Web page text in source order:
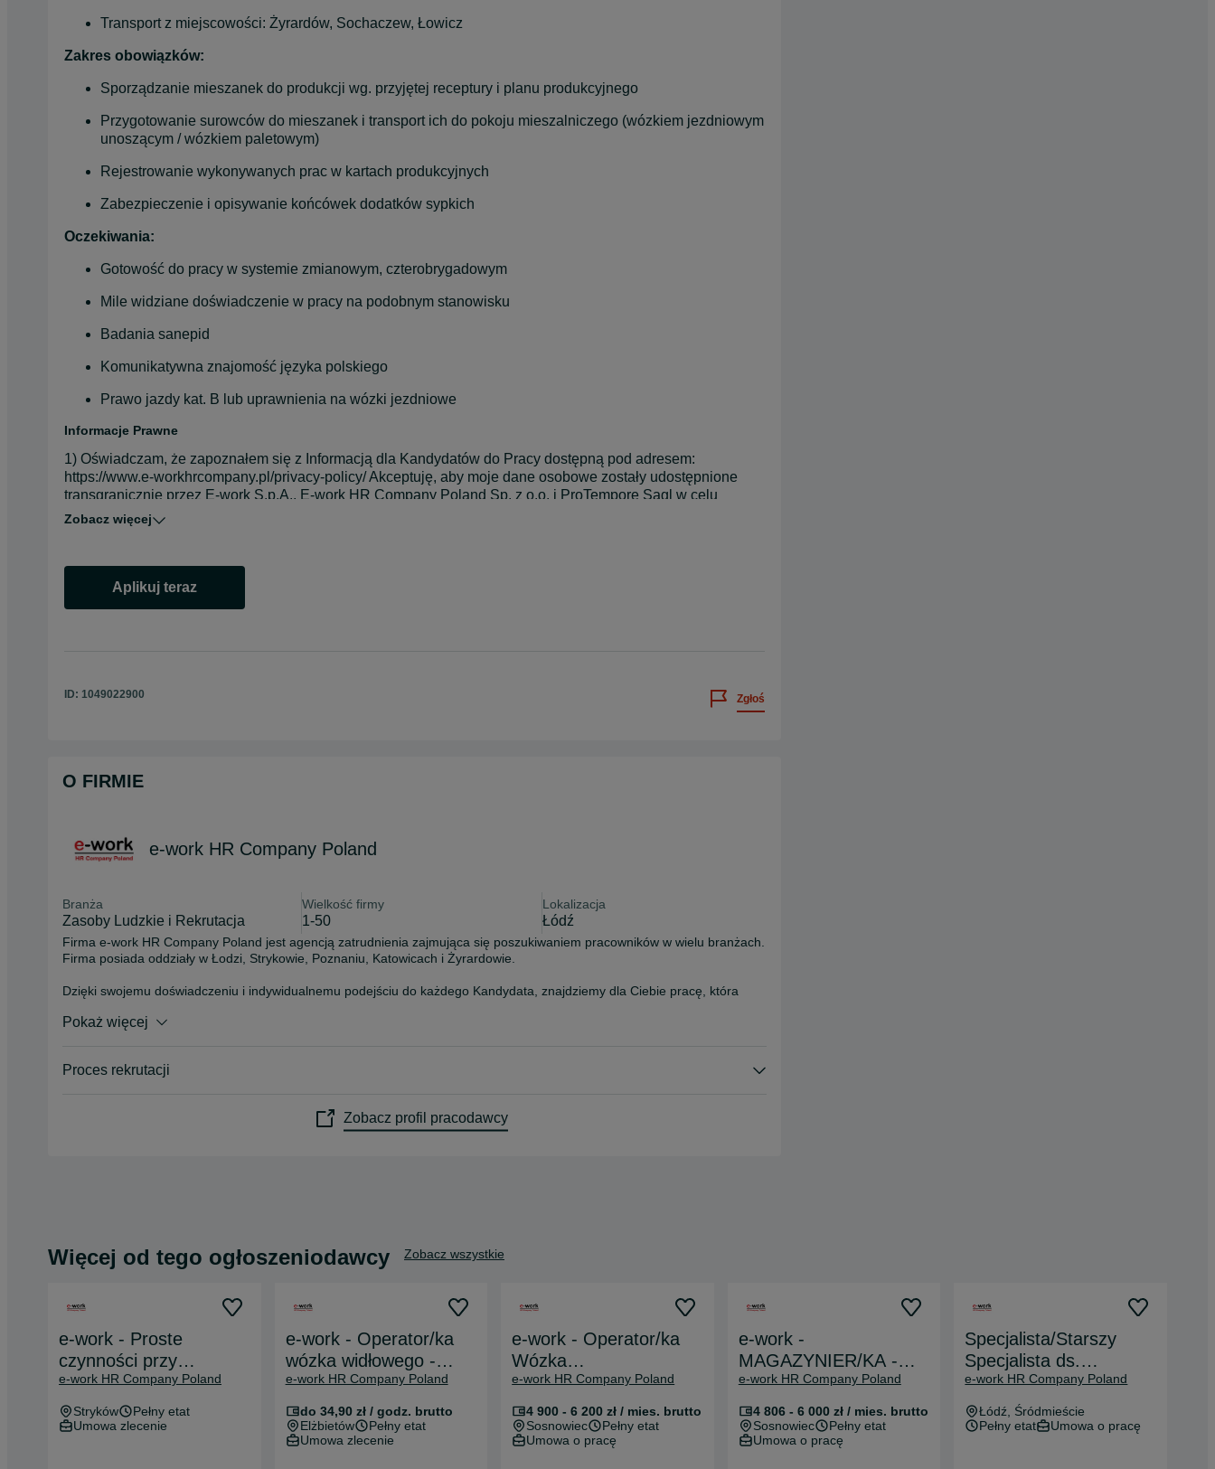
Transport z miejscowości: Żyrardów, Sochaczew, Łowicz
Zakres obowiązków:
Sporządzanie mieszanek do produkcji wg. przyjętej receptury i planu produkcyjnego
Przygotowanie surowców do mieszanek i transport ich do pokoju mieszalniczego (wózkiem jezdniowym
unoszącym / wózkiem paletowym)
Rejestrowanie wykonywanych prac w kartach produkcyjnych
Zabezpieczenie i opisywanie końcówek dodatków sypkich
Oczekiwania:
Gotowość do pracy w systemie zmianowym, czterobrygadowym
Mile widziane doświadczenie w pracy na podobnym stanowisku
Badania sanepid
Komunikatywna znajomość języka polskiego
Prawo jazdy kat. B lub uprawnienia na wózki jezdniowe
Informacje Prawne
1) Oświadczam, że zapoznałem się z Informacją dla Kandydatów do Pracy dostępną pod adresem:
https://www.e-workhrcompany.pl/privacy-policy/ Akceptuję, aby moje dane osobowe zostały udostępnione
transgranicznie przez E-work S.p.A., E-work HR Company Poland Sp. z o.o. i ProTempore Sagl w celu
poszukiwania pracy i rekrutacji. W każdej chwili mogę wycofać moją zgodę.
2) Wyrażam zgodę na wykorzystanie moich danych przez E-work S.p.A., E-work HR Company Poland Sp. z
MMS, połączeń telefonicznych oraz przy wykorzystaniu innych środków.  W każdej chwili, mogę wycofać
swoją zgodę.
Zobacz więcej
Aplikuj teraz
opens in a new tab
ID: 1049022900 Zgłoś
O FIRMIE
e-work HR Company Poland
Branża
Zasoby Ludzkie i Rekrutacja
Wielkość firmy
1-50
Lokalizacja
Łódź
Firma e-work HR Company Poland jest agencją zatrudnienia zajmująca się poszukiwaniem pracowników w wielu branżach.
Firma posiada oddziały w Łodzi, Strykowie, Poznaniu, Katowicach i Żyrardowie.
Dzięki swojemu doświadczeniu i indywidualnemu podejściu do każdego Kandydata, znajdziemy dla Ciebie pracę, która
oczekiwania.
Pokaż więcej
Proces rekrutacji
Zobacz profil pracodawcy
Więcej od tego ogłoszeniodawcy Zobacz wszystkie
e-work - Proste
czynności przy
pakowaniu | Transport
pracowniczy - Praca od
ZARAZ!
e-work HR Company Poland
Stryków
Pełny etat
Umowa zlecenie
e-work - Operator/ka
wózka widłowego -
Elżbietów - darmowy
dojazd
e-work HR Company Poland
do 34,90 zł / godz. brutto
Elżbietów
Pełny etat
Umowa zlecenie
e-work - Operator/ka
Wózka
Widłowego/Magazynier/ka
(UDT) - Sosnowiec
e-work HR Company Poland
4 900 - 6 200 zł / mies. brutto
Sosnowiec
Pełny etat
Umowa o pracę
e-work -
MAGAZYNIER/KA -
Sosnowiec
e-work HR Company Poland
4 806 - 6 000 zł / mies. brutto
Sosnowiec
Pełny etat
Umowa o pracę
Specjalista/Starszy
Specjalista ds.
Rekrutacji
(Łódź/Stryków) K/M
e-work HR Company Poland
Łódź , Śródmieście
Pełny etat
Umowa o pracę